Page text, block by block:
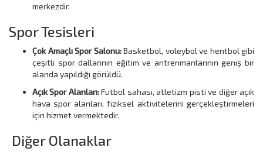
merkezdir.
Spor Tesisleri
Çok Amaçlı Spor Salonu:Basketbol, ​​voleybol ve hentbol gibi
çeşitli spor dallarının eğitim ve antrenmanlarının geniş bir
alanda yapıldığı görüldü.
Açık Spor Alanları:Futbol sahası, atletizm pisti ve diğer açık
hava spor alanları, fiziksel aktivitelerini gerçekleştirmeleri
için hizmet vermektedir.
Diğer Olanaklar